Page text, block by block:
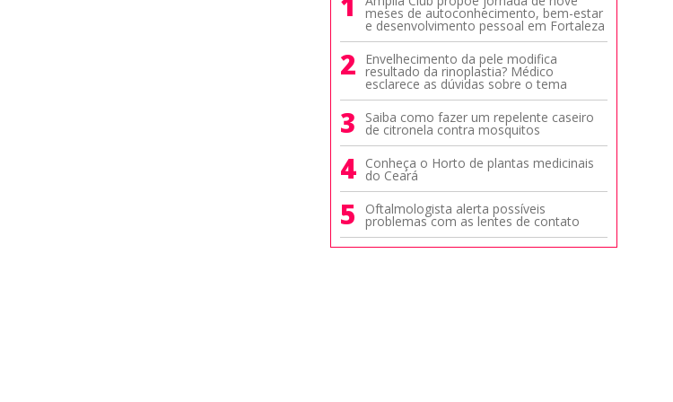
meses de autoconhecimento, bem-estar
e desenvolvimento pessoal em Fortaleza
2 Envelhecimento da pele modifica
resultado da rinoplastia? Médico
esclarece as dúvidas sobre o tema
3 Saiba como fazer um repelente caseiro
de citronela contra mosquitos
4 Conheça o Horto de plantas medicinais
do Ceará
5 Oftalmologista alerta possíveis
problemas com as lentes de contato